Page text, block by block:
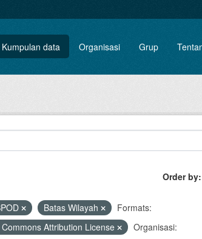
Kumpulan data Organisasi Grup
Order by
Batas Wilayah
Formats:
Attribution License
Organisasi: